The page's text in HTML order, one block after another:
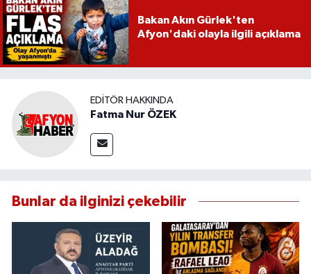
Bakan Akın Gürlek'ten
Afyon'daki olayla ilgili açıklama
EDITÖR HAKKINDA
Fatma Nur ÖZEK
Bunlar da ilginizi çekebilir